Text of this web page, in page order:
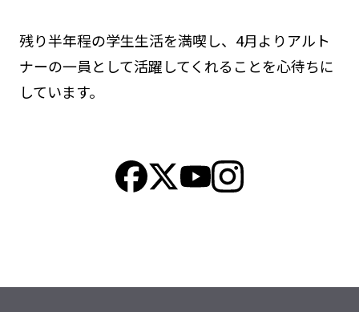
残り半年程の学生生活を満喫し、4月よりアルト
ナーの一員として活躍してくれることを心待ちに
しています。